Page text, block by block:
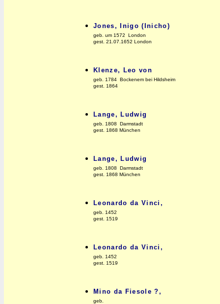
Jones, Inigo (Inicho)
geb. um 1572 London
gest. 21.07.1652 London
Klenze, Leo von
geb. 1784 Bockenem bei Hildsheim
gest. 1864
Lange, Ludwig
geb. 1808 Darmstadt
gest. 1868 München
Lange, Ludwig
geb. 1808 Darmstadt
gest. 1868 München
Leonardo da Vinci,
geb. 1452
gest. 1519
Leonardo da Vinci,
geb. 1452
gest. 1519
Mino da Fiesole ?,
geb.